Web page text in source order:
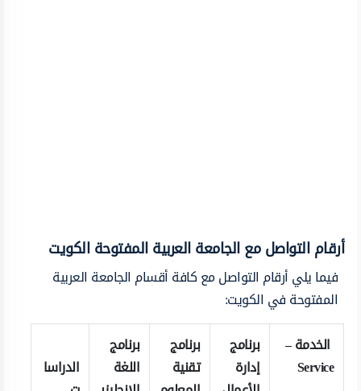
أرقام التواصل مع الجامعة العربية المفتوحة الكويت
فيما يلي أرقام التواصل مع كافة أقسام الجامعة العربية
المفتوحة في الكويت:
الخدمة –
Service
برنامج
إدارة
برنامج
تقنية
برنامج
اللغة
الدراسا